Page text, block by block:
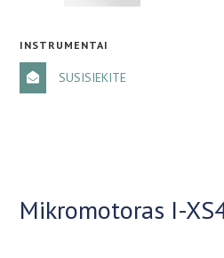
INSTRUMENTAI
SUSISIEKITE
Mikromotoras I-